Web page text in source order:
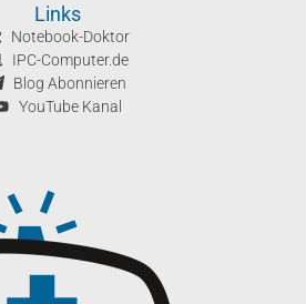
Links
Notebook-Doktor
IPC-Computer.de
Blog Abonnieren
YouTube Kanal